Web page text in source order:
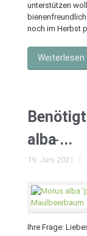
unterstützen
noch im Herbst
Weiterlesen
alba ̵...
19. Juni 2021
Ihre Frage: